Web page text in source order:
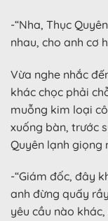
-“Nha, Thục
nhau, cho anh cơ
Vừa nghe nhắc
khác chọc phải
muỗng kim loại
xuống bàn, trước
Quyên lạnh giọng
-“Giám đốc, đây
anh đừng quấy
yêu cầu nào